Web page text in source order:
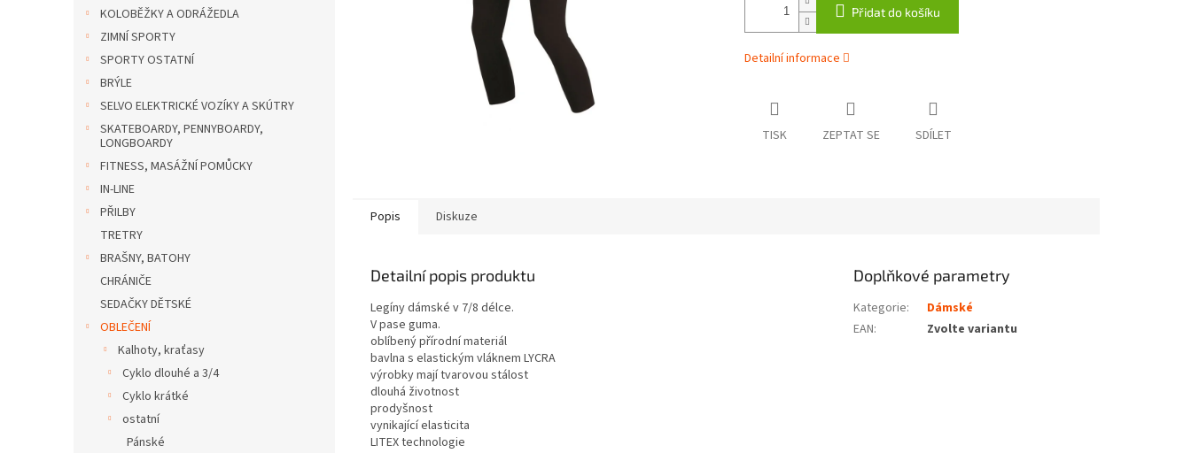
KOLOBĚŽKY A ODRÁŽEDLA
ZIMNÍ SPORTY
SPORTY OSTATNÍ
BRÝLE
SELVO ELEKTRICKÉ VOZÍKY A SKÚTRY
SKATEBOARDY, PENNYBOARDY,
LONGBOARDY
FITNESS, MASÁŽNÍ POMŮCKY
IN-LINE
PŘILBY
TRETRY
BRAŠNY, BATOHY
CHRÁNIČE
SEDAČKY DĚTSKÉ
OBLEČENÍ
Kalhoty, kraťasy
Cyklo dlouhé a 3/4
Cyklo krátké
ostatní
Pánské
Přidat do košíku
Detailní informace
TISK ZEPTAT SE SDÍLET
Popis Diskuze
Detailní popis produktu
Legíny dámské v 7/8 délce.
V pase guma.
oblíbený přírodní materiál
bavlna s elastickým vláknem LYCRA
výrobky mají tvarovou stálost
dlouhá životnost
prodyšnost
vynikající elasticita
LITEX technologie
Doplňkové parametry
Kategorie:
Dámské
EAN: Zvolte variantu